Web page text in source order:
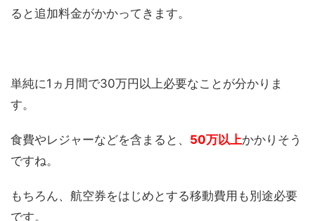
ると追加料金がかかってきます。
単純に1ヵ月間で30万円以上必要なことが分かりま
す。
食費やレジャーなどを含まると、 50万以上かかりそう
ですね。
もちろん、航空券をはじめとする移動費用も別途必要
です。